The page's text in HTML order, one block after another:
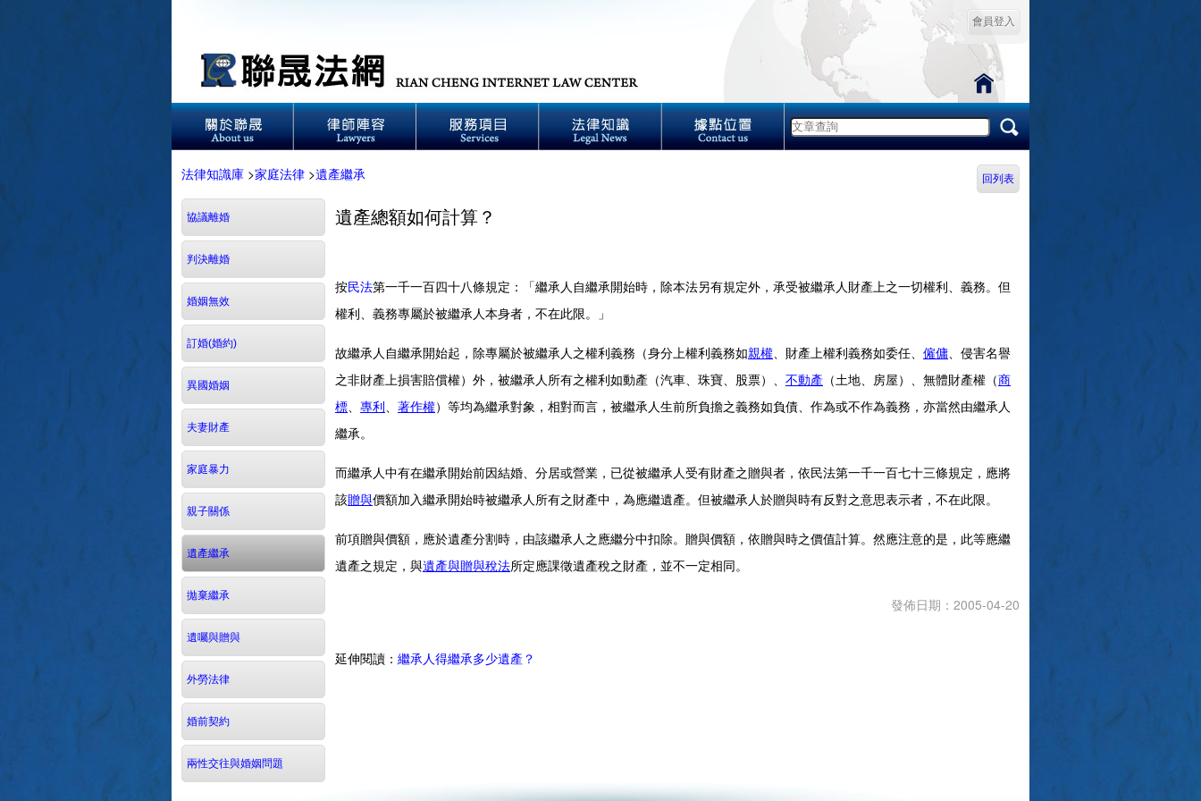
會員登入
法律知識庫 >家庭法律 >遺產繼承 回列表
協議離婚
判決離婚
婚姻無效
訂婚(婚約)
異國婚姻
夫妻財產
家庭暴力
親子關係
遺產繼承
拋棄繼承
遺囑與贈與
外勞法律
婚前契約
兩性交往與婚姻問題
遺產總額如何計算？
按民法第一千一百四十八條規定：「繼承人自繼承開始時，除本法另有規定外，承受被繼承人財產上之一切權利、義務。但
權利、義務專屬於被繼承人本身者，不在此限。」
故繼承人自繼承開始起，除專屬於被繼承人之權利義務（身分上權利義務如親權、財產上權利義務如委任、 僱傭、侵害名譽
之非財產上損害賠償權）外，被繼承人所有之權利如動產（汽車、珠寶、股票）、 不動產 （土地、房屋）、無體財產權（商
標、 專利、 著作權）等均為繼承對象，相對而言，被繼承人生前所負擔之義務如負債、作為或不作為義務，亦當然由繼承人
繼承。
而繼承人中有在繼承開始前因結婚、分居或營業，已從被繼承人受有財產之贈與者，依民法第一千一百七十三條規定，應將
該贈與價額加入繼承開始時被繼承人所有之財產中，為應繼遺產。但被繼承人於贈與時有反對之意思表示者，不在此限。
前項贈與價額，應於遺產分割時，由該繼承人之應繼分中扣除。贈與價額，依贈與時之價值計算。然應注意的是，此等應繼
遺產之規定，與遺產與贈與稅法所定應課徵遺產稅之財產，並不一定相同。
發佈日期：2005-04-20
延伸閱讀： 繼承人得繼承多少遺產？